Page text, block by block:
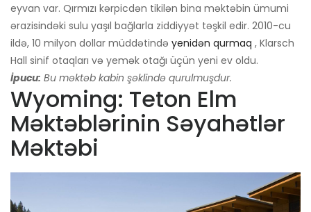
eyvan var. Qırmızı kərpicdən tikilən bina məktəbin ümumi
ərazisindəki sulu yaşıl bağlarla ziddiyyət təşkil edir. 2010-cu
ildə, 10 milyon dollar müddətində yenidən qurmaq , Klarsch
Hall sinif otaqları və yemək otağı üçün yeni ev oldu.
İpucu: Bu məktəb kabin şəklində qurulmuşdur.
Wyoming: Teton Elm
Məktəblərinin Səyahətlər
Məktəbi